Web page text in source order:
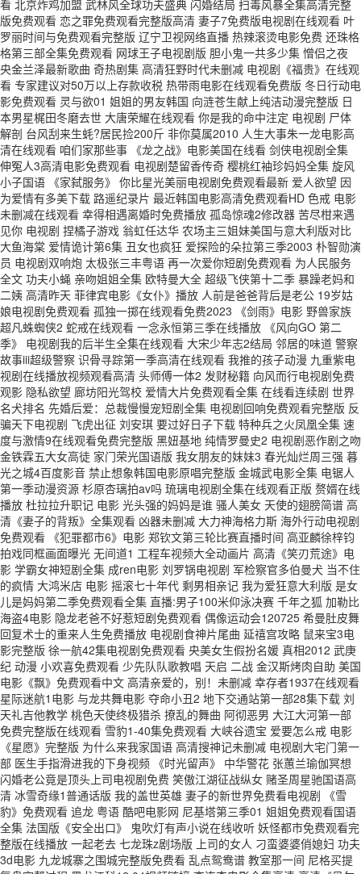
看 北京炸鸡加盟 武林风全球功夫盛典 闪婚结局 扫毒风暴全集高清完整
版免费观看 恋之罪免费观看完整版高清 妻子7免费版电视剧在线观看 叶
罗丽时间与免费观看完整版 辽宁卫视网络直播 热辣滚烫电影免费 还珠格
格第三部全集免费观看 网球王子电视剧版 胆小鬼一共多少集 憎侣之夜
央金兰泽最新歌曲 奇热剧集 高清狂野时代未删减 电视剧《福贵》在线观
看 专家建议对50万以上存款收税 热带雨电影在线观看免费版 冬日行动电
影免费观看 灵与欲01 姐姐的男友韩国 向涟苍生献上纯洁动漫完整版 日
本男星梶田冬磨去世 大唐荣耀在线观看 你是我的命中注定 电视剧 尸体
解剖 台风刮来生蚝?居民捡200斤 非你莫属2010 人生大事朱一龙电影高
清在线观看 咱们家那些事 《龙之战》电影美国在线看 剑侠电视剧全集
伸冤人3高清电影免费观看 电视剧楚留香传奇 樱桃红袖珍妈妈全集 旋风
小子国语 《家弑服务》 你比星光美丽电视剧免费观看最新 爱人欲望 因
为爱情有多美下载 路遥纪录片 最近韩国电影高清免费观看HD 色戒 电影
未删减在线观看 幸得相遇离婚时免费播放 孤岛惊魂2修改器 苦尽柑来遇
见你 电视剧 捏橘子游戏 翁虹任达华 农场主三姐妹美国与意大利版对比
大鱼海棠 爱情诡计第6集 丑女也疯狂 爱探险的朵拉第三季2003 朴智勋演
员 电视剧双响炮 太极张三丰粤语 再一次爱你短剧免费观看 为人民服务
全文 功夫小蝇 亲吻姐姐全集 欧特曼大全 超级飞侠第十二季 暴躁老妈和
二姨 高清昨天 菲律宾电影《女仆》播放 人前是爸爸背后是老公 19岁姑
娘电视剧免费观看 孤独一掷在线观看免费2023 《剑雨》电影 野兽家族
超凡蛛蜘侠2 蛇戒在线观看 一念永恒第三季在线播放 《风向GO 第二
季》 电视剧我的后半生全集在线观看 大宋少年志2结局 邻居的味道 警察
故事iii超级警察 识骨寻踪第一季高清在线观看 我推的孩子动漫 九重紫电
视剧在线播放视频观看高清 头师傅一体2 发财秘籍 向风而行电视剧免费
观影 隐私欲望 廊坊阳光驾校 爱情大片免费观看全集 在线看连续剧 世界
名犬排名 先婚后爱：总裁慢慢宠短剧全集 电视剧回响免费观看完整版 反
骗天下电视剧 飞虎出征 刘安琪 要过好日子下载 特种兵之火凤凰全集 速
度与激情9在线观看免费完整版 黑妞基地 纯情罗曼史2 电视剧恶作剧之吻
金铁霖五大女高徒 家门荣光国语版 我女朋友的妺妺3 春光灿烂周三强 暮
光之城4百度影音 禁止想象韩国电影原唱完整版 金城武电影全集 电锯人
第一季动漫资源 杉原杏璃拍av吗 琉璃电视剧全集在线观看正版 赘婿在线
播放 杜拉拉升职记 电影 光头强的妈妈是谁 骚人美女 天使的翅膀简谱 高
清《妻子的背叛》全集观看 凶器未删减 大力神海格力斯 海外行动电视剧
免费观看 《犯罪都市6》电影 郑钦文第三轮比赛直播时间 高亚麟徐梓钧
拍戏同框画面曝光 无间道1 工程车视频大全动画片 高清《笑刃荒途》电
影 学霸女神短剧全集 成ren电影 刘罗锅电视剧 军检察官多伯曼犬 当不住
的疯情 大鸿米店 电影 摇滚七十年代 剩男相亲记 我为爱狂意大利版 是女
儿是妈妈第二季免费观看全集 直播:男子100米仰泳决赛 千年之狐 加勒比
海盗4电影 隐龙老爸不好惹短剧免费观看 偶像运动会120725 希曼肚皮舞
回复术士的重来人生免费播放 电视剧食神片尾曲 延禧宫攻略 鼠来宝3电
影完整版 徐一航42集电视剧免费观看 央美女生假扮名媛 真相2012 武庚
纪 动漫 小欢喜免费观看 少先队队歌教唱 天启 二战 金汉斯烤肉自助 美国
电影《飘》免费观看中文 高清亲爱的，别！未删减 幸存者1937在线观看
星际迷航1电影 与龙共舞电影 夺命小丑2 地下交通站第一部28集下载 刘
天礼吉他教学 桃色天使终极猎杀 撩乱的舞曲 阿彻恶男 大江大河第一部
免费完整版在线观看 雪豹1-40集免费观看 大峡谷遗宝 爱要怎么戒 电影
《星愿》完整版 为什么来我家国语 高清搜神记未删减 电视剧大宅门第一
部 医生手指滑进我的下身视频 《时光留声》 中华警花 张蕙兰瑜伽冥想
闪婚老公竟是顶头上司电视剧免费 笑傲江湖征战纵女 赌圣周星驰国语高
清 冰雪奇缘1普通话版 我的盖世英雄 妻子的新世界免费看电视剧 《雪
豹》免费观看 追龙 粤语 酷吧电影网 尼基塔第三季01 姐姐免费观看国语
全集 法国版《安全出口》 鬼吹灯有声小说在线收听 妖怪都市免费观看完
整版在线播放 一起老去 七龙珠z剧场版 上司的女人 刁蛮婆婆俏媳妇 功夫
3d电影 九龙城寨之围城完整版免费看 乱点鸳鸯谱 教室那一间 尼格买提